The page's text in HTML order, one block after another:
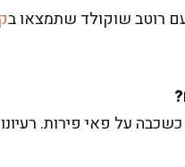
רוטב שוקולד שתמצאו ב
על פאי פירות.